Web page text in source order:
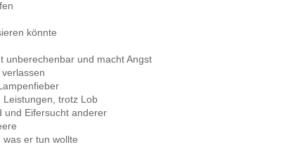
könnte
unberechenbar und macht Angst
Leistungen, trotz Lob
und Eifersucht anderer
was er tun wollte